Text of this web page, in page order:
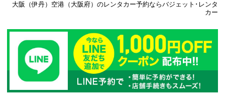
大阪（伊丹）空港（大阪府）のレンタカー予約ならバジェット･レンタ
カー